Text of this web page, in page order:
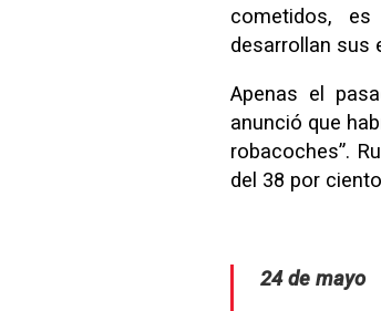
cometidos,
desarrollan sus
Apenas el
anunció que
robacoches”.
del 38 por
24 de mayo